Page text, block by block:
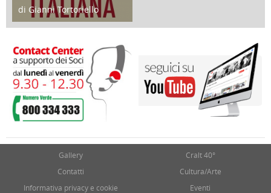
di Gianni Tortoriello
17 Marzo 2018
Gallery
Contatti
Informativa privacy e cookie
Cralt 40°
Cultura/Arte
Eventi